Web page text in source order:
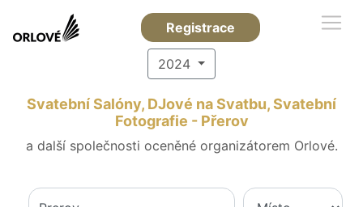
Registrace
2024
Svatební Salóny, DJové na Svatbu, Svatební
Fotografie - Přerov
a další společnosti oceněné organizátorem Orlové.